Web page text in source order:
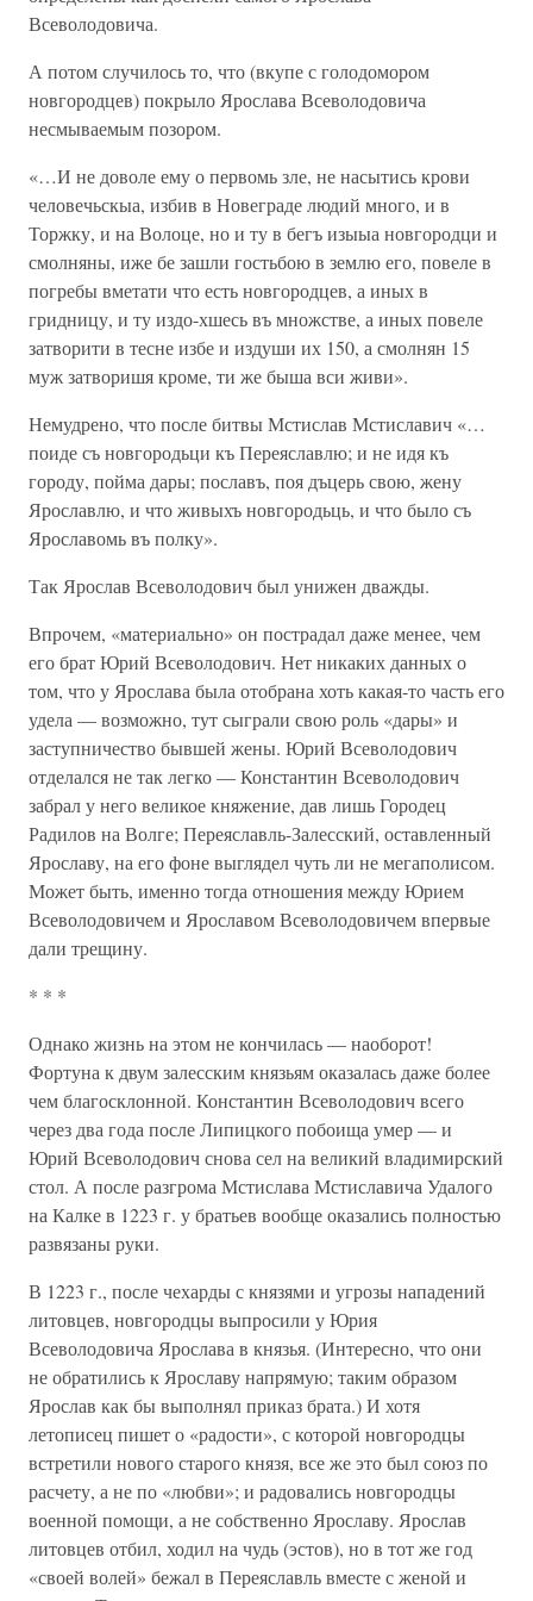
Всеволодовича.
А потом случилось то, что (вкупе с голодомором
новгородцев) покрыло Ярослава Всеволодовича
несмываемым позором.
«…И не доволе ему о первомь зле, не насытись крови
человечьскыа, избив в Новеграде людий много, и в
Торжку, и на Волоце, но и ту в бегъ изыыа новгородци и
смолняны, иже бе зашли гостьбою в землю его, повеле в
погребы вметати что есть новгородцев, а иных в
гридницу, и ту издо-хшесь въ множстве, а иных повеле
затворити в тесне избе и издуши их 150, а смолнян 15
муж затворишя кроме, ти же быша вси живи».
Немудрено, что после битвы Мстислав Мстиславич «…
поиде съ новгородьци къ Переяславлю; и не идя къ
городу, пойма дары; пославъ, поя дъцерь свою, жену
Ярославлю, и что живыхъ новгородьць, и что было съ
Ярославомь въ полку».
Так Ярослав Всеволодович был унижен дважды.
Впрочем, «материально» он пострадал даже менее, чем
его брат Юрий Всеволодович. Нет никаких данных о
том, что у Ярослава была отобрана хоть какая-то часть его
удела — возможно, тут сыграли свою роль «дары» и
заступничество бывшей жены. Юрий Всеволодович
отделался не так легко — Константин Всеволодович
забрал у него великое княжение, дав лишь Городец
Радилов на Волге; Переяславль-Залесский, оставленный
Ярославу, на его фоне выглядел чуть ли не мегаполисом.
Может быть, именно тогда отношения между Юрием
Всеволодовичем и Ярославом Всеволодовичем впервые
дали трещину.
* * *
Однако жизнь на этом не кончилась — наоборот!
Фортуна к двум залесским князьям оказалась даже более
чем благосклонной. Константин Всеволодович всего
через два года после Липицкого побоища умер — и
Юрий Всеволодович снова сел на великий владимирский
стол. А после разгрома Мстислава Мстиславича Удалого
на Калке в 1223 г. у братьев вообще оказались полностью
развязаны руки.
В 1223 г., после чехарды с князями и угрозы нападений
литовцев, новгородцы выпросили у Юрия
Всеволодовича Ярослава в князья. (Интересно, что они
не обратились к Ярославу напрямую; таким образом
Ярослав как бы выполнял приказ брата.) И хотя
летописец пишет о «радости», с которой новгородцы
встретили нового старого князя, все же это был союз по
расчету, а не по «любви»; и радовались новгородцы
военной помощи, а не собственно Ярославу. Ярослав
литовцев отбил, ходил на чудь (эстов), но в тот же год
«своей волей» бежал в Переяславль вместе с женой и